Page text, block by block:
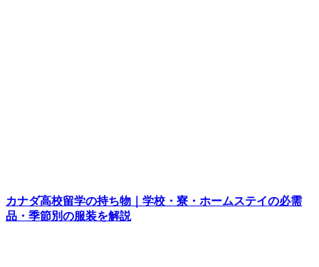
カナダ高校留学の持ち物｜学校・寮・ホームステイの必需
品・季節別の服装を解説